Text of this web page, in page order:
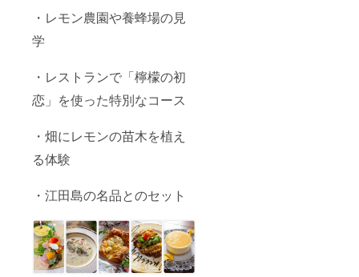
・レモン農園や養蜂場の見
学
・レストランで「檸檬の初
恋」を使った特別なコース
・畑にレモンの苗木を植え
る体験
・江田島の名品とのセット